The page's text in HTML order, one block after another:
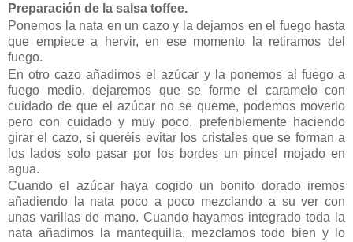
Preparación de la salsa toffee.
Ponemos la nata en un cazo y la dejamos en el fuego hasta
que empiece a hervir, en ese momento la retiramos del
fuego.
En otro cazo añadimos el azúcar y la ponemos al fuego a
fuego medio, dejaremos que se forme el caramelo con
cuidado de que el azúcar no se queme, podemos moverlo
pero con cuidado y muy poco, preferiblemente haciendo
girar el cazo, si queréis evitar los cristales que se forman a
los lados solo pasar por los bordes un pincel mojado en
agua.
Cuando el azúcar haya cogido un bonito dorado iremos
añadiendo la nata poco a poco mezclando a su ver con
unas varillas de mano. Cuando hayamos integrado toda la
nata añadimos la mantequilla, mezclamos todo bien y lo